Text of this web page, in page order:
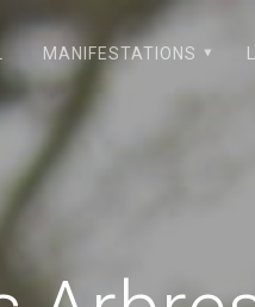
MANIFESTATIONS